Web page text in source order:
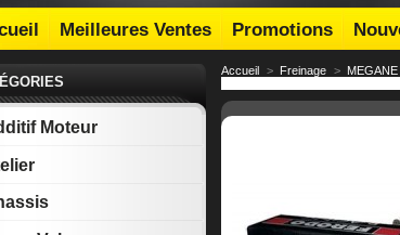
Meilleures Ventes Promotions
Moteur
Accueil > Freinage >